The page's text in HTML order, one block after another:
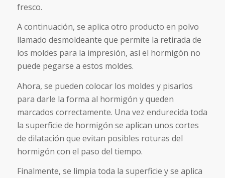
fresco.
A continuación, se aplica otro producto en polvo
llamado desmoldeante que permite la retirada de
los moldes para la impresión, así el hormigón no
puede pegarse a estos moldes.
Ahora, se pueden colocar los moldes y pisarlos
para darle la forma al hormigón y queden
marcados correctamente. Una vez endurecida toda
la superficie de hormigón se aplican unos cortes
de dilatación que evitan posibles roturas del
hormigón con el paso del tiempo.
Finalmente, se limpia toda la superficie y se aplica